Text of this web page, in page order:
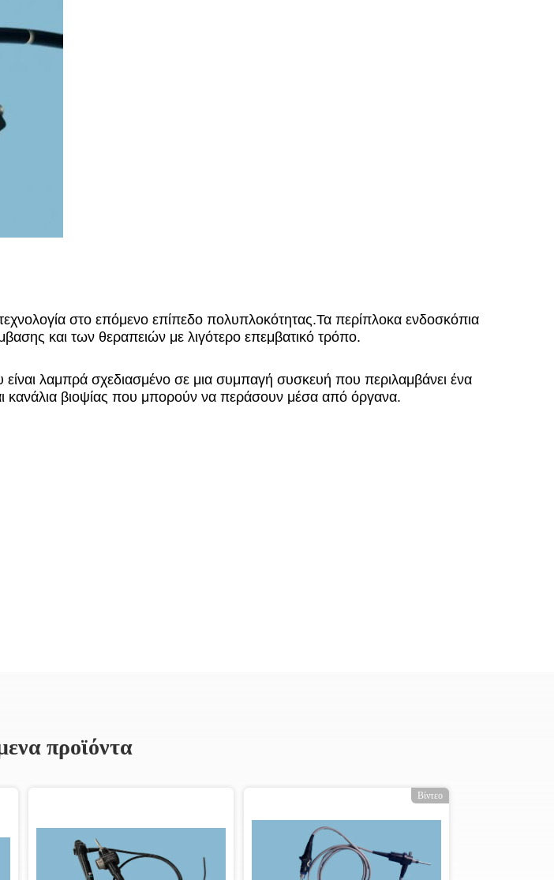
στο επόμενο επίπεδο πολυπλοκότητας.Τα περίπλοκα ενδοσκόπια
και των θεραπειών με λιγότερο επεμβατικό τρόπο.
είναι λαμπρά σχεδιασμένο σε μια συμπαγή συσκευή που περιλαμβάνει ένα
κανάλια βιοψίας που μπορούν να περάσουν μέσα από όργανα.
προϊόντα
Βίντεο